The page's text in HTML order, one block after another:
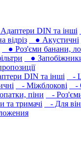
DIN та інші
відріз ● Акустичні
● Роз'єми банани,
●
DIN та інші -
- Міжблокові -
піни -
та тримачі - Для